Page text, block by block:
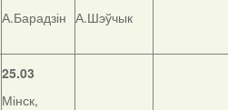
А.Барадзін А.Шэўчык
25.03
Мінск,